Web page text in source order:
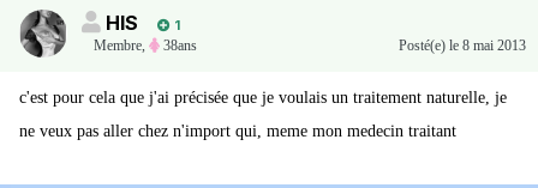
HIS
1
Membre, 38ans Posté(e) le 8 mai 2013
c'est pour cela que j'ai précisée que je voulais un traitement naturelle, je
ne veux pas aller chez n'import qui, meme mon medecin traitant